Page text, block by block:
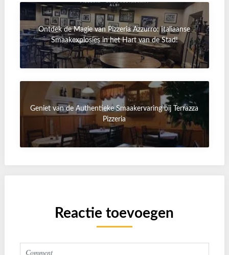
Ontdek de Magie van Pizzeria Azzurro: Italiaanse
Smaakexplosies in het Hart van de Stad!
Geniet van de Authentieke Smaakervaring bij Terrazza
Pizzeria
Reactie toevoegen